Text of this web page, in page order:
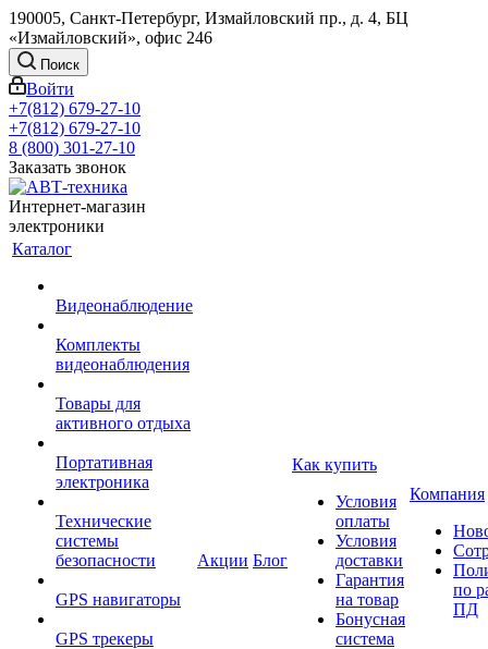
190005, Санкт-Петербург, Измайловский пр., д. 4, БЦ
«Измайловский», офис 246
Поиск
Войти
+7(812) 679-27-10
+7(812) 679-27-10
8 (800) 301-27-10
Заказать звонок
Интернет-магазин
электроники
Каталог
Видеонаблюдение
Комплекты
видеонаблюдения
Товары для
активного отдыха
Портативная
электроника
Технические
системы
безопасности
GPS навигаторы
GPS трекеры
Акции Блог
Как купить
Условия
оплаты
Условия
доставки
Гарантия
на товар
Бонусная
система
Компания
по
ПД